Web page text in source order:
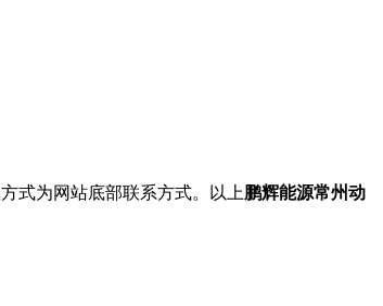
式为网站底部联系方式。以上鹏辉能源常州动